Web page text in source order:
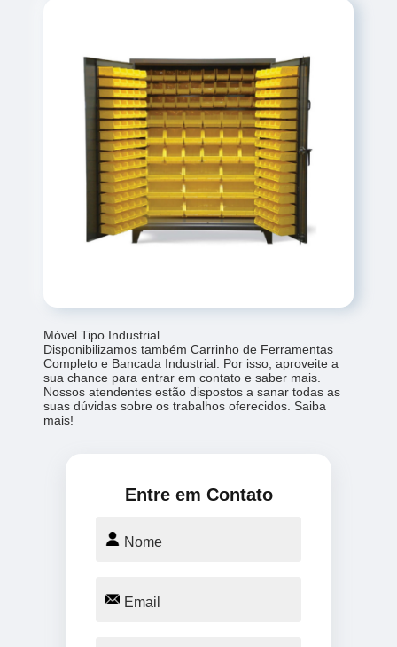
Móvel Tipo Industrial
Disponibilizamos também Carrinho de Ferramentas
Completo e Bancada Industrial. Por isso, aproveite a
sua chance para entrar em contato e saber mais.
Nossos atendentes estão dispostos a sanar todas as
suas dúvidas sobre os trabalhos oferecidos. Saiba
mais!
Entre em Contato